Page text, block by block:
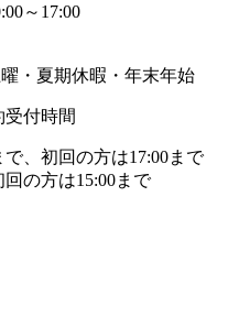
～17:00
・夏期休暇・年末年始
付時間
、初回の方は17:00まで
の方は15:00まで